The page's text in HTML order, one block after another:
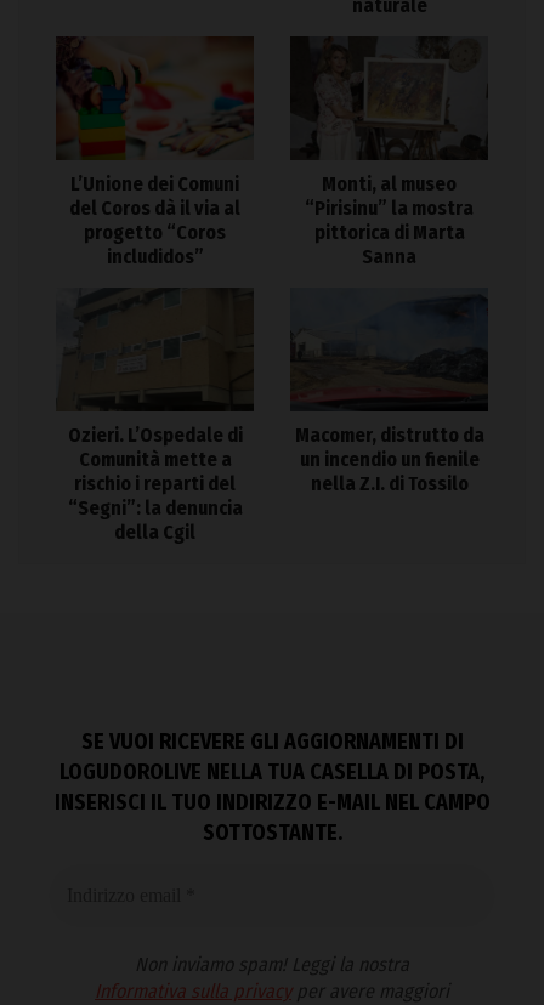
naturale
L’Unione dei Comuni
del Coros dà il via al
progetto “Coros
includidos”
Monti, al museo
“Pirisinu” la mostra
pittorica di Marta
Sanna
Ozieri. L’Ospedale di
Comunità mette a
rischio i reparti del
“Segni”: la denuncia
della Cgil
Macomer, distrutto da
un incendio un fienile
nella Z.I. di Tossilo
SE VUOI RICEVERE GLI AGGIORNAMENTI DI
LOGUDOROLIVE NELLA TUA CASELLA DI POSTA,
INSERISCI IL TUO INDIRIZZO E-MAIL NEL CAMPO
SOTTOSTANTE.
Non inviamo spam! Leggi la nostra
Informativa sulla privacyper avere maggiori